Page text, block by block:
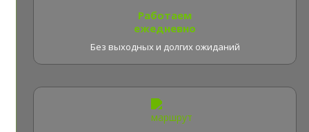
Работаем
ежедневно
Без выходных и долгих ожиданий